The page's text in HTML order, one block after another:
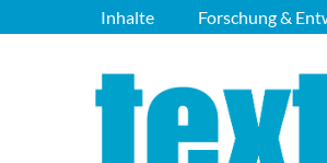
Inhalte Forschung &